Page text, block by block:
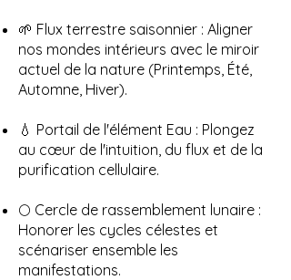
🌱 Flux terrestre saisonnier : Aligner
nos mondes intérieurs avec le miroir
actuel de la nature (Printemps, Été,
Automne, Hiver).
💧 Portail de l'élément Eau : Plongez
au cœur de l'intuition, du flux et de la
purification cellulaire.
🌕 Cercle de rassemblement lunaire :
Honorer les cycles célestes et
scénariser ensemble les
manifestations.